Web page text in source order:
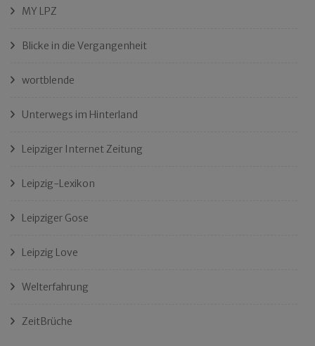
MY LPZ
Blicke in die Vergangenheit
wortblende
Unterwegs im Hinterland
Leipziger Internet Zeitung
Leipzig-Lexikon
Leipziger Gose
Leipzig Love
Welterfahrung
ZeitBrüche